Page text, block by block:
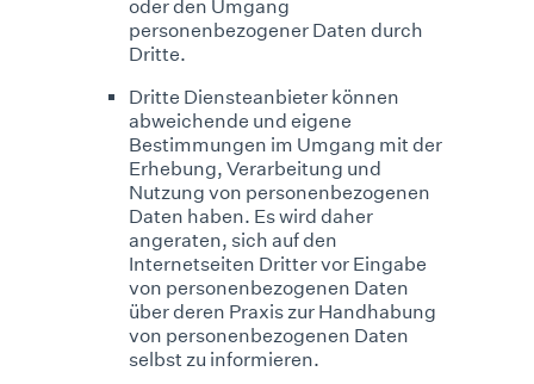
oder den Umgang
personenbezogener Daten durch
Dritte.
Dritte Diensteanbieter können
abweichende und eigene
Bestimmungen im Umgang mit der
Erhebung, Verarbeitung und
Nutzung von personenbezogenen
Daten haben. Es wird daher
angeraten, sich auf den
Internetseiten Dritter vor Eingabe
von personenbezogenen Daten
über deren Praxis zur Handhabung
von personenbezogenen Daten
selbst zu informieren.